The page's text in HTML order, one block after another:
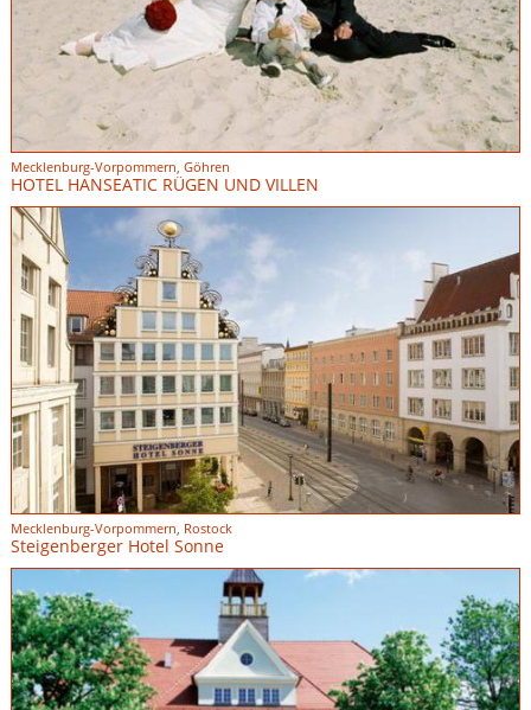
Mecklenburg-Vorpommern, Göhren
HOTEL HANSEATIC RÜGEN UND VILLEN
Mecklenburg-Vorpommern, Rostock
Steigenberger Hotel Sonne